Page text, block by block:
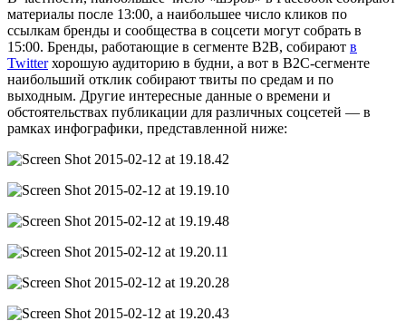
материалы после 13:00, а наибольшее число кликов по
ссылкам бренды и сообщества в соцсети могут собрать в
15:00. Бренды, работающие в сегменте В2В, собирают в
Twitterхорошую аудиторию в будни, а вот в В2С-сегменте
наибольший отклик собирают твиты по средам и по
выходным. Другие интересные данные о времени и
обстоятельствах публикации для различных соцсетей — в
рамках инфографики, представленной ниже: